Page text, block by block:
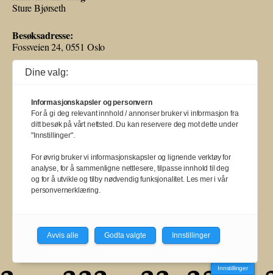
Sture Bjørseth
Besøksadresse:
Fossveien 24, 0551 Oslo
Postadresse:
0505 Oslo
Ballade mottar tilskudd fra Norsk kulturråd, i tillegg til økonomisk støtte
fra eierne NOPA, Norsk komponistforening og Musikkforleggerne.
Ballade drives etter Redaktør- og Vær Varsom-plakaten.
BALLADE — NORGES MUSIKKMAGASIN
Innstillinger
Dine valg:
Informasjonskapsler og personvern
For å gi deg relevant innhold / annonser bruker vi informasjon fra
ditt besøk på vårt nettsted. Du kan reservere deg mot dette under
"Innstillinger".
For øvrig bruker vi informasjonskapsler og lignende verktøy for
analyse, for å sammenligne nettlesere, tilpasse innhold til deg
og for å utvikle og tilby nødvendig funksjonalitet. Les mer i vår
personvernerklæring.
Avvis alle Godta valgte Innstillinger